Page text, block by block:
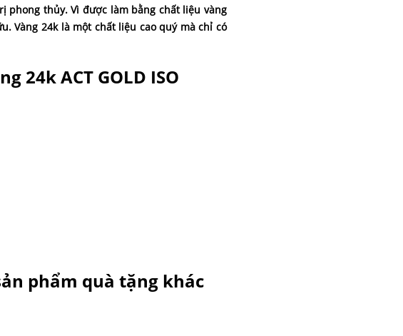
phong thủy. Vì được làm bằng chất liệu vàng
Vàng 24k là một chất liệu cao quý mà chỉ có
24k ACT GOLD ISO
phẩm quà tặng khác